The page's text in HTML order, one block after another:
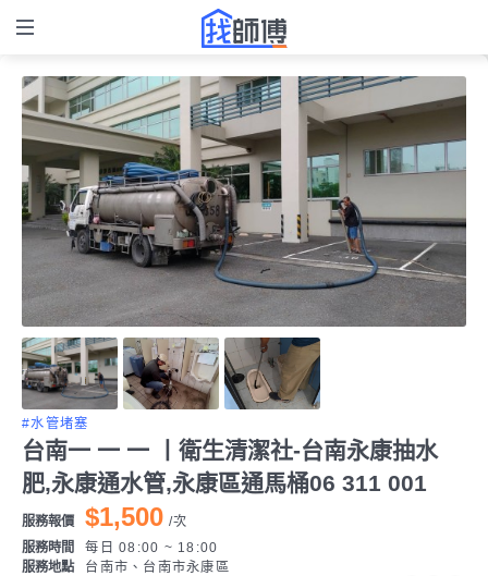
#水管堵塞
台南一 一 一 丨衛生清潔社-台南永康抽水
肥,永康通水管,永康區通馬桶06 311 001
服務報價 $1,500 /次
服務時間
每日 08:00 ~ 18:00
服務地點
台南市、台南市永康區